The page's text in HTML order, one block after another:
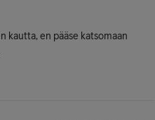
kautta, en pääse katsomaan